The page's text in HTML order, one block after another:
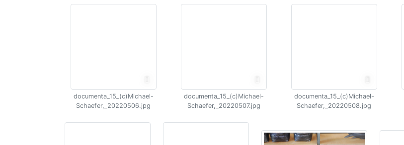
documenta_15_(c)Michael-
Schaefer,_20220506.jpg
documenta_15_(c)Michael-
Schaefer,_20220507.jpg
documenta_15_(c)Michael-
Schaefer,_20220508.jpg